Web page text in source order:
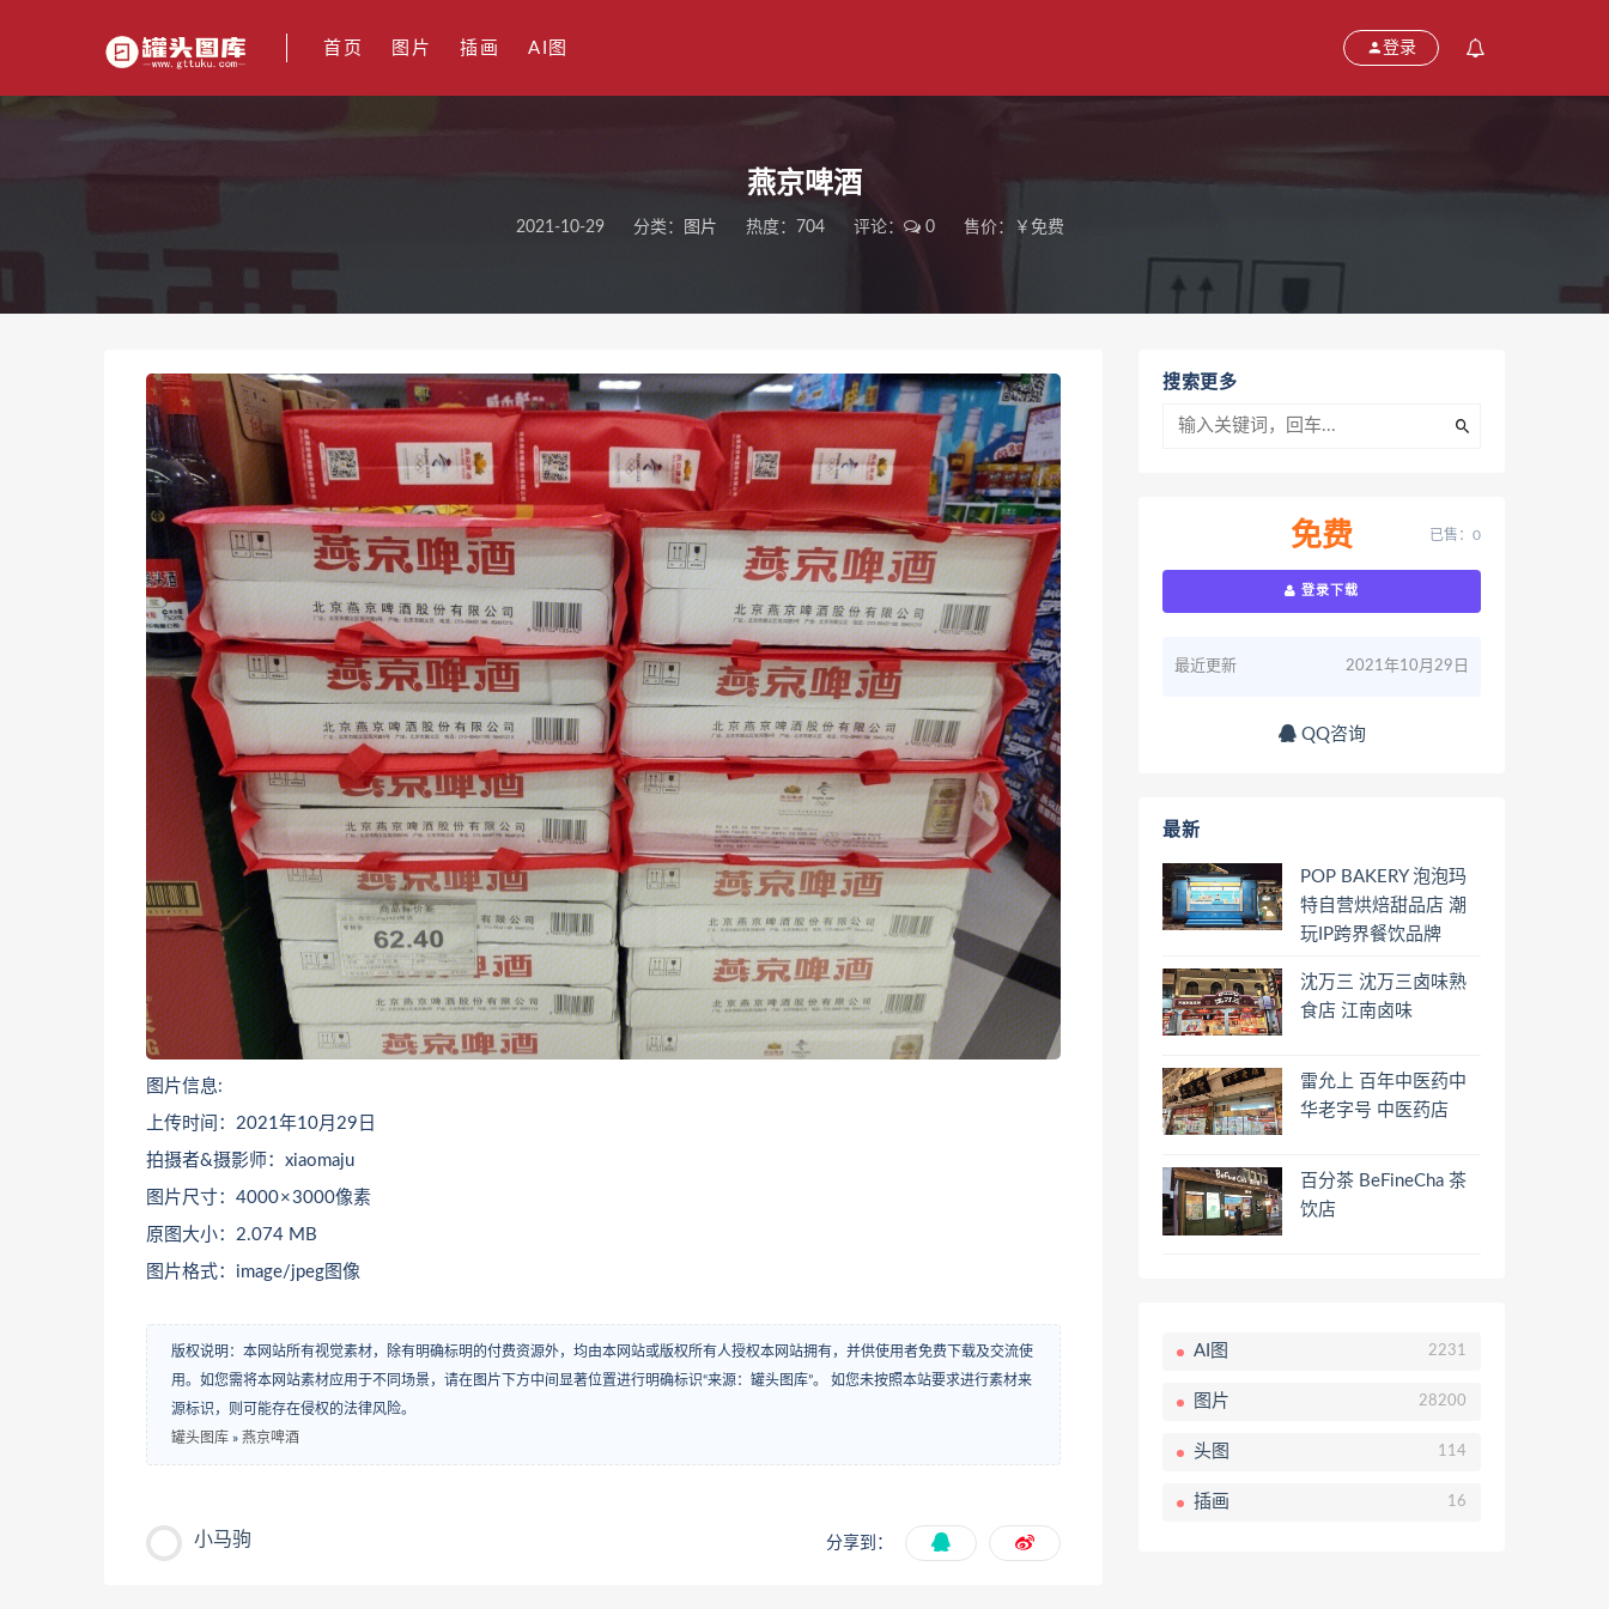
首页 图片 插画 AI图 登录
燕京啤酒
2021-10-29 分类： 图片 热度：704 评论： 0 售价：￥免费
图片信息:
上传时间：2021年10月29日
拍摄者&摄影师：xiaomaju
图片尺寸：4000 × 3000像素
原图大小：2.074 MB
图片格式：image/jpeg图像
版权说明：本网站所有视觉素材，除有明确标明的付费资源外，均由本网站或版权所有人授权本网站拥有，并供使用者免费下载及交流使
用。如您需将本网站素材应用于不同场景，请在图片下方中间显著位置进行明确标识“来源：罐头图库”。 如您未按照本站要求进行素材来
源标识，则可能存在侵权的法律风险。
罐头图库 » 燕京啤酒
小马驹 分享到：
搜索更多
免费 已售：0
登录下载
最近更新 2021年10月29日
QQ咨询
最新
POP BAKERY 泡泡玛
特自营烘焙甜品店 潮
玩IP跨界餐饮品牌
沈万三 沈万三卤味熟
食店 江南卤味
雷允上 百年中医药中
华老字号 中医药店
百分茶 BeFineCha 茶
饮店
AI图 2231
图片 28200
头图 114
插画 16